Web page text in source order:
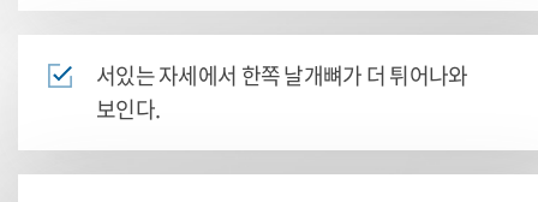
서있는 자세에서 한쪽 날개뼈가 더 튀어나와
보인다.